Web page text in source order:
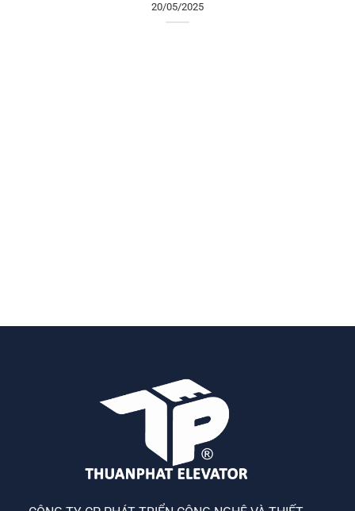
20/05/2025